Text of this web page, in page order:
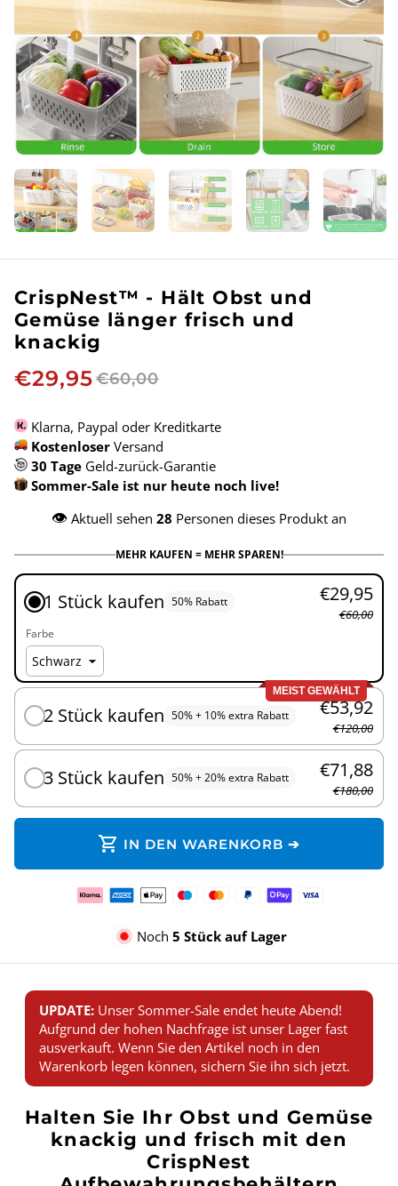
CrispNest™ - Hält Obst und
Gemüse länger frisch und
knackig
€29,95€60,00
Klarna, Paypal oder Kreditkarte
Kostenloser Versand
30 Tage Geld-zurück-Garantie
Sommer-Sale ist nur heute noch live!
👁️ Aktuell sehen 28 Personen dieses Produkt an
MEHR KAUFEN = MEHR SPAREN!
1 Stück kaufen 50% Rabatt €29,95
€60,00
Farbe
MEIST GEWÄHLT
2 Stück kaufen 50% + 10% extra Rabatt €53,92
€120,00
3 Stück kaufen 50% + 20% extra Rabatt €71,88
€180,00
shopping_cart IN DEN WARENKORB ➔
Zahlungsmethoden
Noch 5 Stück auf Lager
UPDATE: Unser Sommer-Sale endet heute Abend!
Aufgrund der hohen Nachfrage ist unser Lager fast
ausverkauft. Wenn Sie den Artikel noch in den
Warenkorb legen können, sichern Sie ihn sich jetzt.
Halten Sie Ihr Obst und Gemüse
knackig und frisch mit den
CrispNest